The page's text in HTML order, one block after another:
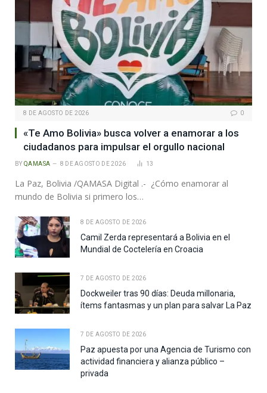
8 DE AGOSTO DE 2026 0
«Te Amo Bolivia» busca volver a enamorar a los
ciudadanos para impulsar el orgullo nacional
BY QAMASA 8 DE AGOSTO DE 2026 13
La Paz, Bolivia /QAMASA Digital .- ¿Cómo enamorar al
mundo de Bolivia si primero los…
8 DE AGOSTO DE 2026
Camil Zerda representará a Bolivia en el
Mundial de Coctelería en Croacia
7 DE AGOSTO DE 2026
Dockweiler tras 90 días: Deuda millonaria,
ítems fantasmas y un plan para salvar La Paz
7 DE AGOSTO DE 2026
Paz apuesta por una Agencia de Turismo con
actividad financiera y alianza público –
privada